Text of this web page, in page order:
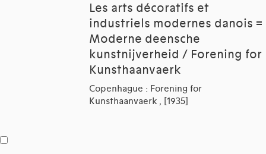
Les arts décoratifs et
industriels modernes danois =
Moderne deensche
kunstnijverheid / Forening for
Kunsthaanvaerk
Copenhague : Forening for
Kunsthaanvaerk , [1935]